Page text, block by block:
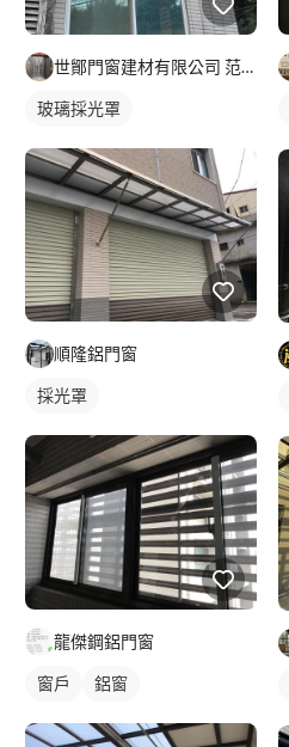
世鄮門窗建材有限公司 范先生
玻璃採光罩
順隆鋁門窗
採光罩
龍傑鋼鋁門窗
窗戶 鋁窗